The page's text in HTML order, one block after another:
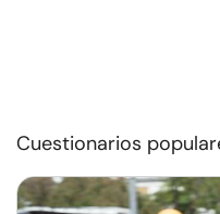
Cuestionarios